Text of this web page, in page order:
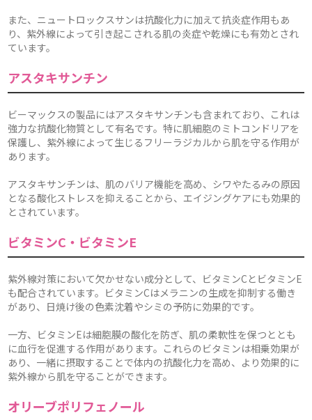
また、ニュートロックスサンは抗酸化力に加えて抗炎症作用もあ
り、紫外線によって引き起こされる肌の炎症や乾燥にも有効とされ
ています。
アスタキサンチン
ビーマックスの製品にはアスタキサンチンも含まれており、これは
強力な抗酸化物質として有名です。特に肌細胞のミトコンドリアを
保護し、紫外線によって生じるフリーラジカルから肌を守る作用が
あります。
アスタキサンチンは、肌のバリア機能を高め、シワやたるみの原因
となる酸化ストレスを抑えることから、エイジングケアにも効果的
とされています。
ビタミンC・ビタミンE
紫外線対策において欠かせない成分として、ビタミンCとビタミンE
も配合されています。ビタミンCはメラニンの生成を抑制する働き
があり、日焼け後の色素沈着やシミの予防に効果的です。
一方、ビタミンEは細胞膜の酸化を防ぎ、肌の柔軟性を保つととも
に血行を促進する作用があります。これらのビタミンは相乗効果が
あり、一緒に摂取することで体内の抗酸化力を高め、より効果的に
紫外線から肌を守ることができます。
オリーブポリフェノール